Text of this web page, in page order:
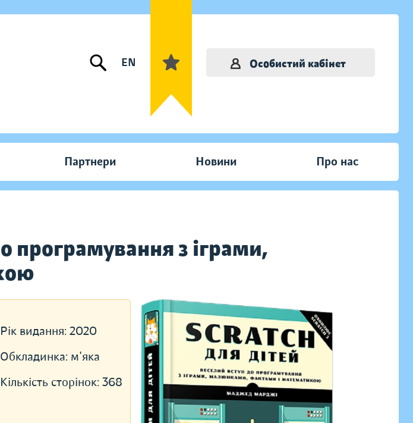
EN Особистий кабінет
Партнери Новини Про нас
програмування з іграми,
Рік видання: 2020
Обкладинка: м'яка
Кількість сторінок: 368